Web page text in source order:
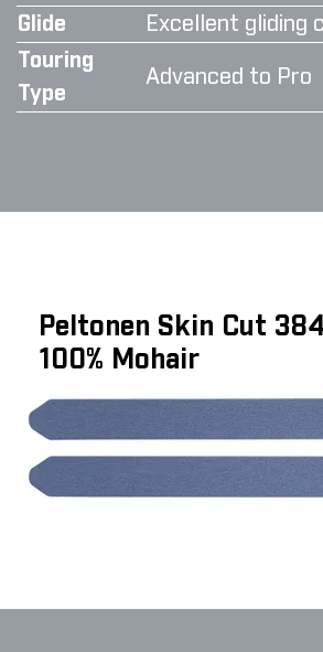
Glide
Excellent gliding
Touring
Type
Advanced to Pro
Peltonen Skin Cut
100% Mohair